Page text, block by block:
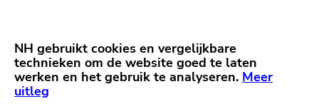
Mijn regio
NH gebruikt cookies en vergelijkbare
technieken om de website goed te laten
werken en het gebruik te analyseren. Meer
uitleg